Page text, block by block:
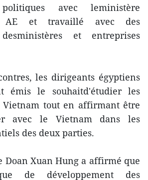
politiques avec leministère
AE et travaillé avec des
et entreprises
les dirigeants égyptiens
émis le souhaitd'étudier les
Vietnam tout en affirmant être
avec le Vietnam dans les
des deux parties.
Doan Xuan Hung a affirmé que
de développement des